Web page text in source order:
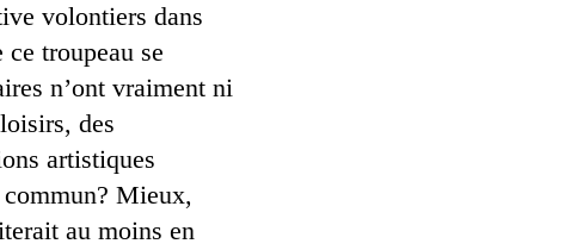
volontiers dans
troupeau se
n’ont vraiment ni
des
artistiques
commun? Mieux,
au moins en